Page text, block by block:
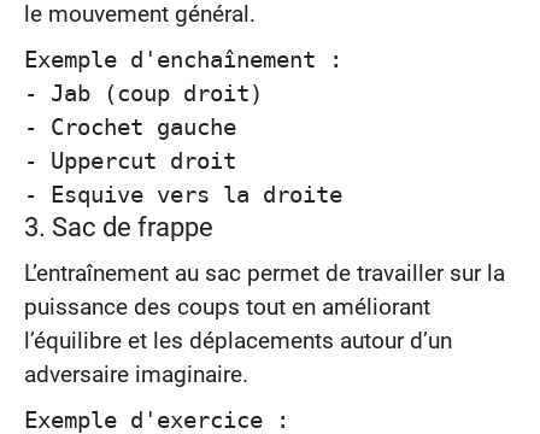
le mouvement général.
Exemple d'enchaînement :
- Jab (coup droit)
- Crochet gauche
- Uppercut droit
- Esquive vers la droite
3. Sac de frappe
L’entraînement au sac permet de travailler sur la
puissance des coups tout en améliorant
l’équilibre et les déplacements autour d’un
adversaire imaginaire.
Exemple d'exercice :